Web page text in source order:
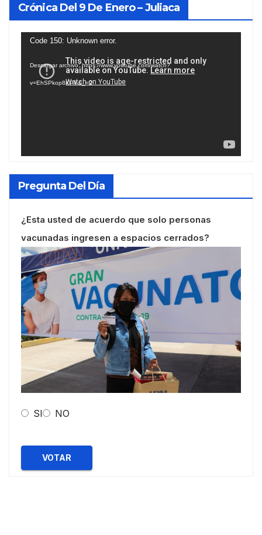
Crónica Del 9 De Enero – Juliaca
Reproductor
vídeo
Code 150: Unknown error.
Descargar archivo: https://www.youtube.com/watch?
v=EhSPkop8KPY&_=2
Pregunta Del Día
¿Esta usted de acuerdo que solo personas
vacunadas ingresen a espacios cerrados?
SI NO
VOTAR